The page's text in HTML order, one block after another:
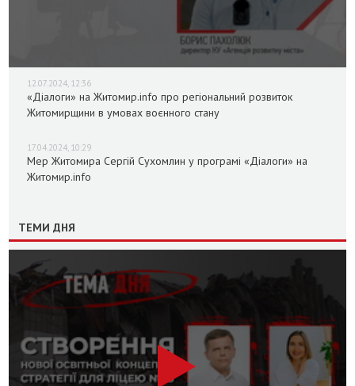
12.07.2024, 12:36
«Діалоги» на Житомир.info про регіональний розвиток
Житомирщини в умовах воєнного стану
17.04.2024, 10:29
Мер Житомира Сергій Сухомлин у програмі «Діалоги» на
Житомир.info
ТЕМИ ДНЯ